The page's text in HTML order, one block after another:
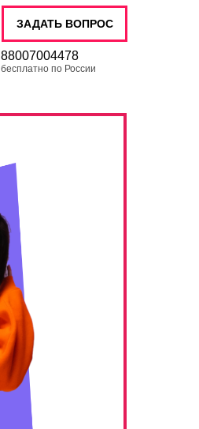
ЗАДАТЬ ВОПРОС
бесплатно по России
88007004478